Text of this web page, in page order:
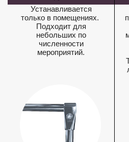
Устанавливается
только в помещениях.
Подходит для
небольших по
численности
мероприятий.